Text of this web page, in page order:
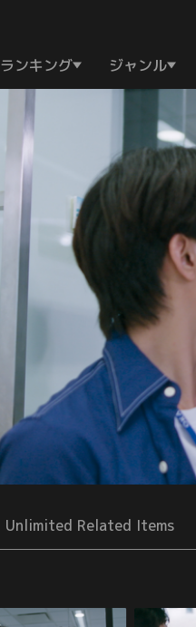
ランキング ジャンル
Unlimited Related Items